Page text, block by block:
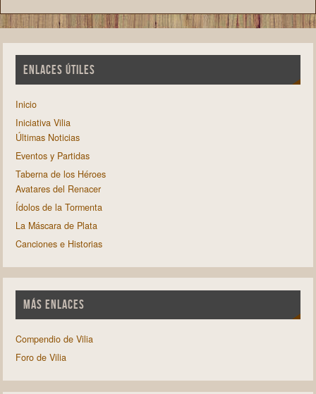
ENLACES ÚTILES
Inicio
Iniciativa Vilia
Últimas Noticias
Eventos y Partidas
Taberna de los Héroes
Avatares del Renacer
Ídolos de la Tormenta
La Máscara de Plata
Canciones e Historias
MÁS ENLACES
Compendio de Vilia
Foro de Vilia